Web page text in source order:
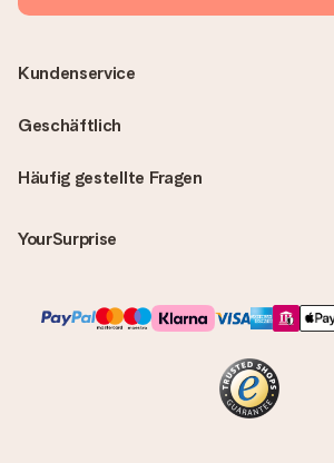
Häufig gestellte Fragen
YourSurprise
Kundenservice
Geschäftlich